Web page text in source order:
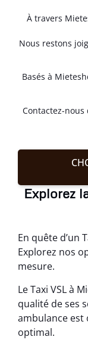
À travers
Nous restons
Basés à
Contactez-nous
Explorez
En quête d’un
Explorez nos
mesure.
Le Taxi VSL à
qualité de ses
ambulance
optimal.